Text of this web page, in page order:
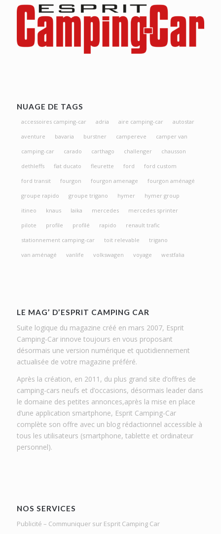
NUAGE DE TAGS
accessoires camping-car adria aire camping-car
autostar
aventure
bavaria burstner campereve
camper van
camping-car
carado carthago challenger
chausson
dethleffs
fiat ducato fleurette ford
ford custom
ford transit
fourgon fourgon amenage
fourgon aménagé
groupe rapido
groupe trigano hymer
hymer group
itineo
knaus laika mercedes
mercedes sprinter
pilote
profile profilé rapido
renault trafic
stationnement camping-car
toit relevable
trigano
van aménagé
vanlife volkswagen voyage westfalia
LE MAG’ D’ESPRIT CAMPING CAR
Suite logique du magazine créé en mars 2007, Esprit
Camping-Car innove toujours en vous proposant
désormais une version numérique et quotidiennement
actualisée de votre magazine préféré.
Après la création, en 2011, du plus grand site d’offres de
camping-cars neufs et d’occasions, désormais leader dans
le domaine des petites annonces,après la mise en place
d’une application smartphone, Esprit Camping-Car
complète son offre avec un blog rédactionnel accessible à
tous les utilisateurs (smartphone, tablette et ordinateur
personnel).
NOS SERVICES
Publicité – Communiquer sur Esprit Camping Car